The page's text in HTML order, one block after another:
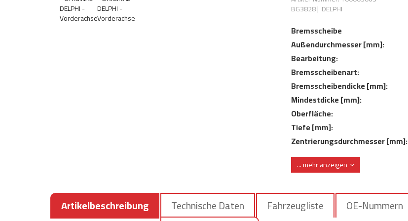
BG3828| DELPHI
Bremsscheibe
Außendurchmesser [mm]:
Bearbeitung:
Bremsscheibenart:
Bremsscheibendicke [mm]:
Mindestdicke [mm]:
Oberfläche:
Tiefe [mm]:
Zentrierungsdurchmesser [mm]:
... mehr anzeigen
Artikelbeschreibung Technische Daten Fahrzeugliste
OE-Nummern